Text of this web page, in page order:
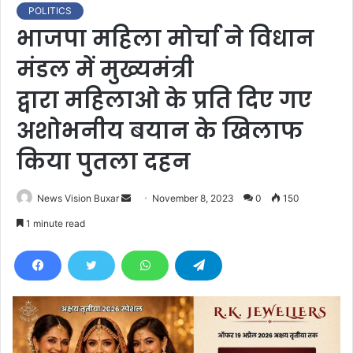
POLITICS
भाजपा महिला मोर्चा ने विधान
मंडल में मुख्यमंत्री
द्वारा महिलाओ के प्रति दिए गए
अशोभनीय बयान के खिलाफ
किया पुतला दहन
News Vision Buxar
d
e
m
a
November 8, 2023 0 150
1 minute read